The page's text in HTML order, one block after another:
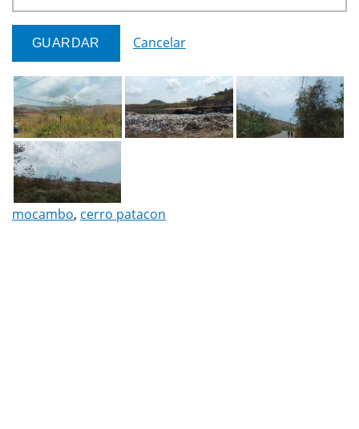
Cancelar
mocambo, cerro patacon